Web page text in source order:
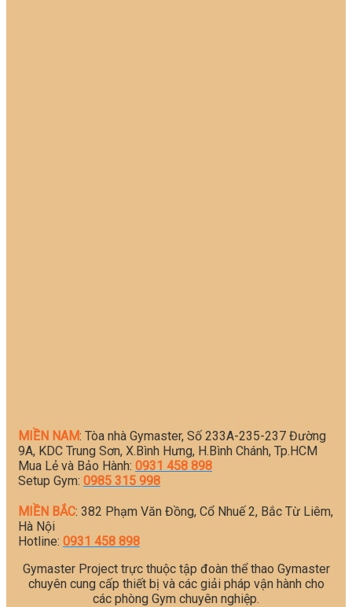
MIỀN NAM: Tòa nhà Gymaster, Số 233A-235-237 Đường
9A, KDC Trung Sơn, X.Bình Hưng, H.Bình Chánh, Tp.HCM
Mua Lẻ và Bảo Hành: 0931 458 898
Setup Gym: 0985 315 998
MIỀN BẮC: 382 Phạm Văn Đồng, Cổ Nhuế 2, Bắc Từ Liêm,
Hà Nội
Hotline: 0931 458 898
Gymaster Project trực thuộc tập đoàn thể thao Gymaster
chuyên cung cấp thiết bị và các giải pháp vận hành cho
các phòng Gym chuyên nghiệp.